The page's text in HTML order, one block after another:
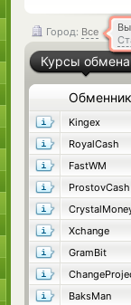
Город: Все
Курсы обмена
Обменник
Kingex
RoyalCash
FastWM
ProstovCash
Xchange
GramBit
BaksMan